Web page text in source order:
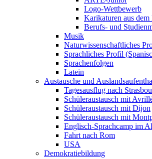
Logo-Wettbewerb
Karikaturen aus
Berufs- und
Musik
Naturwissenschaftliches
Sprachliches Profil
Sprachenfolgen
Latein
Austausche und
Tagesausflug nach
Schüleraustausch mit
Schüleraustausch mit Dijon
Schüleraustausch mit
Englisch-Sprachcamp im
Fahrt nach Rom
USA
Demokratiebildung